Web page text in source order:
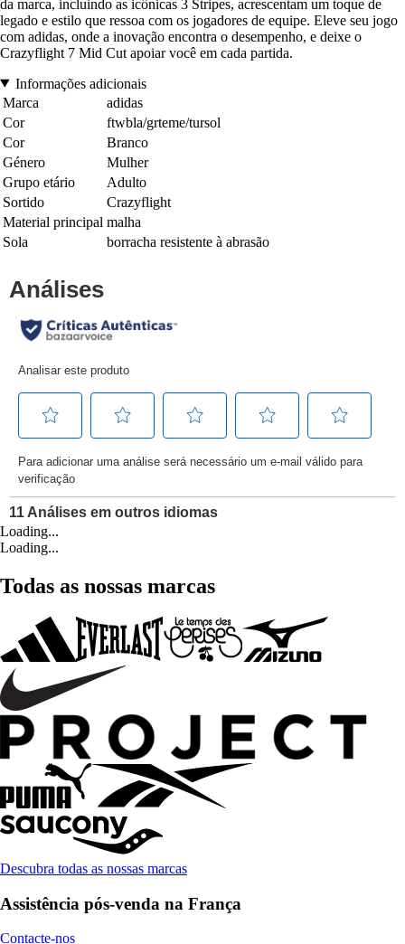
da marca, incluindo as icônicas 3 Stripes, acrescentam um toque de
legado e estilo que ressoa com os jogadores de equipe. Eleve seu jogo
com adidas, onde a inovação encontra o desempenho, e deixe o
Crazyflight 7 Mid Cut apoiar você em cada partida.
Informações adicionais
Marca
adidas
Cor
ftwbla/grteme/tursol
Cor
Branco
Género
Mulher
Grupo etário
Adulto
Sortido
Crazyflight
Material principal malha
Sola
borracha resistente à abrasão
Loading...
Loading...
Todas as nossas marcas
Descubra todas as nossas marcas
Assistência pós-venda na França
Contacte-nos